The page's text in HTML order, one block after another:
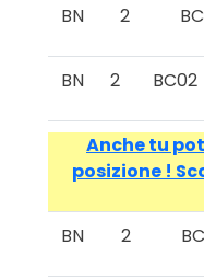
BN
2
BN 2 BC02
Anche tu
posizione !
BN
2